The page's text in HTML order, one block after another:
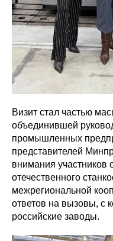
Визит стал частью
объединившей
промышленных
представителей
внимания участников
отечественного
межрегиональной
ответов на вызовы, с
российские заводы.